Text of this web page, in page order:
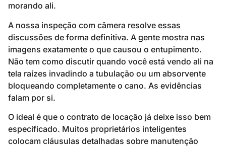
morando ali.
A nossa inspeção com câmera resolve essas
discussões de forma definitiva. A gente mostra nas
imagens exatamente o que causou o entupimento.
Não tem como discutir quando você está vendo ali na
tela raízes invadindo a tubulação ou um absorvente
bloqueando completamente o cano. As evidências
falam por si.
O ideal é que o contrato de locação já deixe isso bem
especificado. Muitos proprietários inteligentes
colocam cláusulas detalhadas sobre manutenção